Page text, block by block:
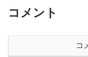
コメント
コ